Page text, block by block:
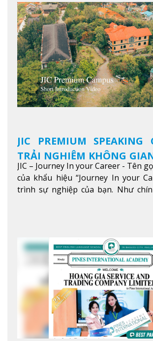
JIC PREMIUM SPEAKING
TRẢI NGHIỆM KHÔNG
5 SAO TẠI BAGUIO
JIC – Journey In your Career - Tên
của khẩu hiệu “Journey In your
trình sự nghiệp của bạn. Như